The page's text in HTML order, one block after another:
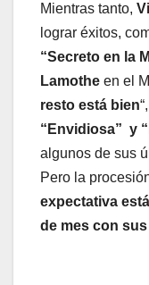
Mientras tanto,
lograr éxitos,
“Secreto en la
Lamothe en el
resto está bien
“Envidiosa” y
algunos de sus
Pero la
expectativa
de mes con